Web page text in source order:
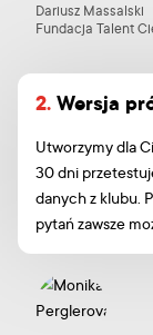
Dariusz Massalski
Fundacja Talent
2. Wersja
Utworzymy dla
30 dni
danych z klubu.
pytań zawsze